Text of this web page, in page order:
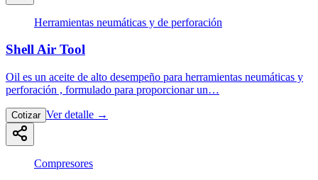
Herramientas neumáticas y de perforación
Shell Air Tool
Oil es un aceite de alto desempeño para herramientas neumáticas y
perforación , formulado para proporcionar un…
Cotizar Ver detalle →
Compresores